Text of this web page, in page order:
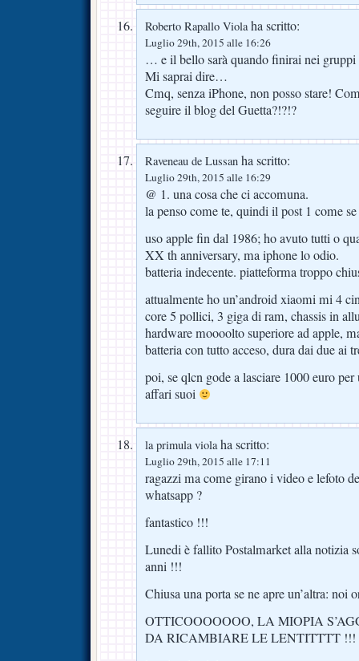
Roberto Rapallo Violaha scritto:
Luglio 29th, 2015 alle 16:26
… e il bello sarà quando finirai nei
Mi saprai dire…
Cmq, senza iPhone, non posso stare!
seguire il blog del Guetta?!?!?
Raveneau de Lussan ha scritto:
Luglio 29th, 2015 alle 16:29
@ 1. una cosa che ci accomuna.
la penso come te, quindi il post 1 come
uso apple fin dal 1986; ho avuto tutti o
XX th anniversary, ma iphone lo odio.
batteria indecente. piatteforma troppo
attualmente ho un’android xiaomi mi 4
core 5 pollici, 3 giga di ram, chassis in
hardware moooolto superiore ad apple,
batteria con tutto acceso, dura dai due
poi, se qlcn gode a lasciare 1000 euro
affari suoi
la primula violaha scritto:
Luglio 29th, 2015 alle 17:11
ragazzi ma come girano i video e lefoto
whatsapp ?
fantastico !!!
Lunedi è fallito Postalmarket alla notizia
anni !!!
Chiusa una porta se ne apre un’altra:
OTTICOOOOOOO, LA MIOPIA
DA RICAMBIARE LE LENTITTTT !!!